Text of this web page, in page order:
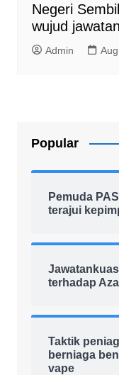
Negeri
wujud
Admin
Popular
Pemuda
terajui
terhadap
Taktik
berniaga
vape